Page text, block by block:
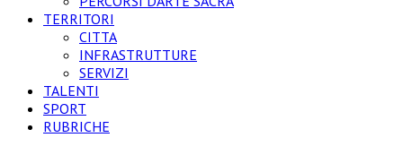
TERRITORI
CITTA
INFRASTRUTTURE
SERVIZI
TALENTI
SPORT
RUBRICHE